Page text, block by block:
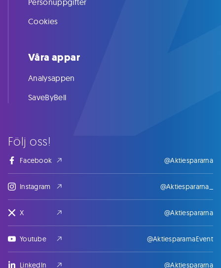
Följ oss!
Facebook @Aktiespararna
Instagram @Aktiespararna_
X @Aktiespararna
Youtube @AktiespararnaEvent
LinkedIn @Aktiespararna
Personuppgifter
Cookies
Våra appar
Analysappen
SaveByBell